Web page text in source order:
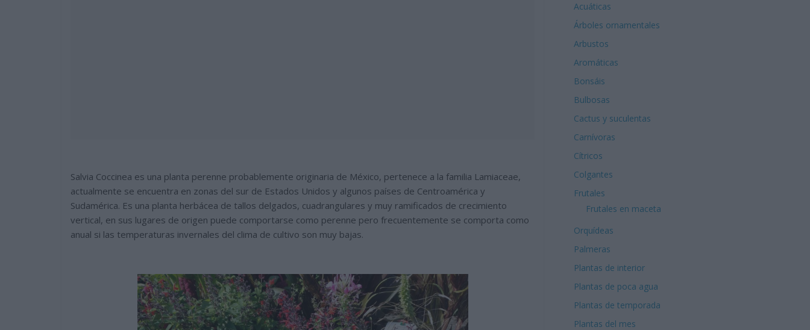
Salvia Coccinea es una planta perenne probablemente originaria de México, pertenece a la familia Lamiaceae,
actualmente se encuentra en zonas del sur de Estados Unidos y algunos países de Centroamérica y
Sudamérica. Es una planta herbácea de tallos delgados, cuadrangulares y muy ramificados de crecimiento
vertical, en sus lugares de origen puede comportarse como perenne pero frecuentemente se comporta como
anual si las temperaturas invernales del clima de cultivo son muy bajas.
Acuáticas
Árboles ornamentales
Arbustos
Aromáticas
Bonsáis
Bulbosas
Cactus y suculentas
Carnívoras
Cítricos
Colgantes
Frutales
Frutales en maceta
Orquídeas
Palmeras
Plantas de interior
Plantas de poca agua
Plantas de temporada
Plantas del mes